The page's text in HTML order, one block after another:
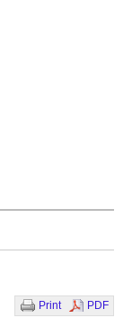
Print PDF